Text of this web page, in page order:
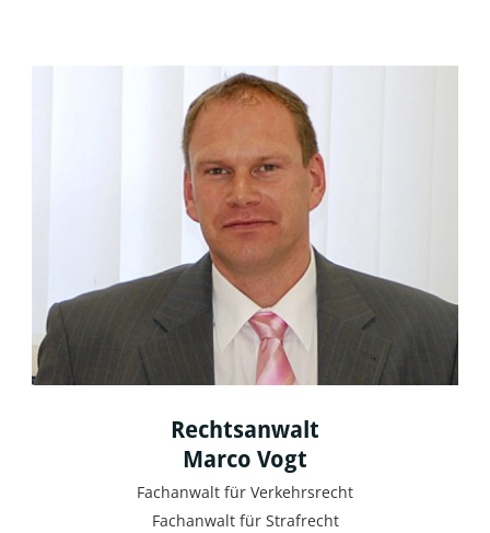
Rechtsanwalt
Marco Vogt
Fachanwalt für Verkehrsrecht
Fachanwalt für Strafrecht